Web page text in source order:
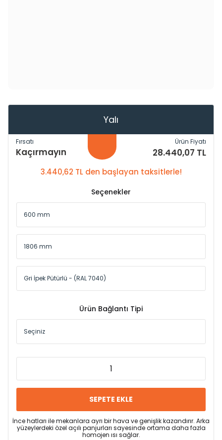
Yalı
Fırsatı
Kaçırmayın
Ürün Fiyatı
28.440,07 TL
3.440,62 TL den başlayan taksitlerle!
Seçenekler
Ürün Bağlantı Tipi
SEPETE EKLE
İnce hatları ile mekanlara ayrı bir hava ve genişlik kazandırır. Arka
yüzeylerdeki özel açılı panjurları sayesinde ortama daha fazla
homojen ısı sağlar.